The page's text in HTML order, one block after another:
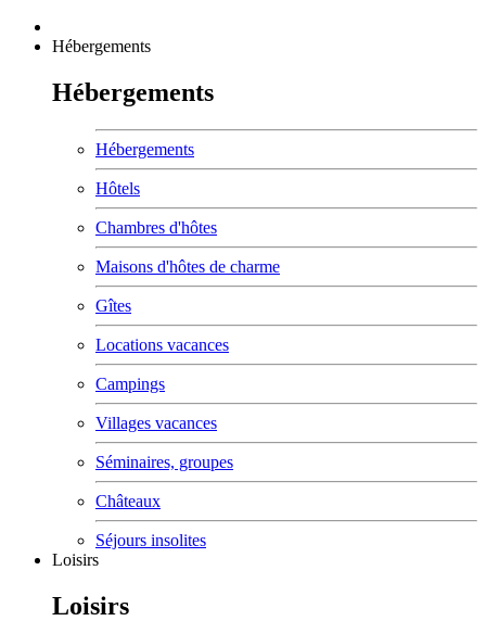
Hébergements
Hébergements
Hébergements
Hôtels
Chambres d'hôtes
Maisons d'hôtes de charme
Gîtes
Locations vacances
Campings
Villages vacances
Séminaires, groupes
Châteaux
Séjours insolites
Loisirs
Loisirs